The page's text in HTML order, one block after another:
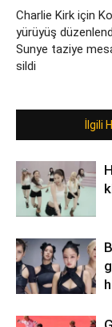
Charlie Kirk için
yürüyüş
Sunye taziye
sildi
İlgili